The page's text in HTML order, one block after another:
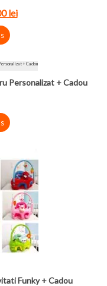
lei
Personalizat + Cadou
Funky + Cadou